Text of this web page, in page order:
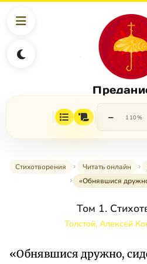
− 110%
Стихотворения Читать онлайн
«Обнявшися
Том 1.
Толстой, Алексей
«Обнявшися дружно,